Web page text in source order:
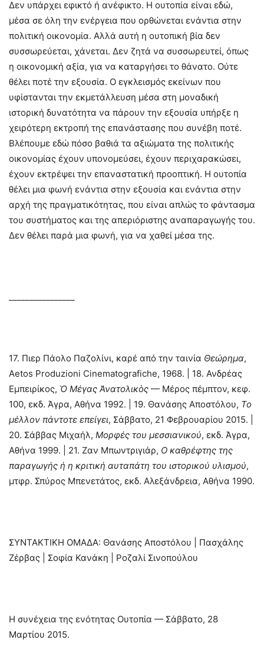
Δεν υπάρχει εφικτό ή ανέφικτο. Η ουτοπία είναι εδώ,
μέσα σε όλη την ενέργεια που ορθώνεται ενάντια στην
πολιτική οικονομία. Αλλά αυτή η ουτοπική βία δεν
συσσωρεύεται, χάνεται. Δεν ζητά να συσσωρευτεί, όπως
η οικονομική αξία, για να καταργήσει το θάνατο. Ούτε
θέλει ποτέ την εξουσία. Ο εγκλεισμός εκείνων που
υφίστανται την εκμετάλλευση μέσα στη μοναδική
ιστορική δυνατότητα να πάρουν την εξουσία υπήρξε η
χειρότερη εκτροπή της επανάστασης που συνέβη ποτέ.
Βλέπουμε εδώ πόσο βαθιά τα αξιώματα της πολιτικής
οικονομίας έχουν υπονομεύσει, έχουν περιχαρακώσει,
έχουν εκτρέψει την επαναστατική προοπτική. Η ουτοπία
θέλει μια φωνή ενάντια στην εξουσία και ενάντια στην
αρχή της πραγματικότητας, που είναι απλώς το φάντασμα
του συστήματος και της απεριόριστης αναπαραγωγής του.
Δεν θέλει παρά μια φωνή, για να χαθεί μέσα της.
17. Πιερ Πάολο Παζολίνι, καρέ από την ταινία Θεώρημα,
Aetos Produzioni Cinematografiche, 1968. | 18. Ανδρέας
Εμπειρίκος, Ὁ Μέγας Ἀνατολικὸς — Μέρος πέμπτον, κεφ.
100, εκδ. Άγρα, Αθήνα 1992. | 19. Θανάσης Αποστόλου, Το
μέλλον πάντοτε επείγει, Σάββατο, 21 Φεβρουαρίου 2015. |
20. Σάββας Μιχαήλ, Μορφές του μεσσιανικού, εκδ. Άγρα,
Αθήνα 1999. | 21. Ζαν Μπωντριγιάρ, Ο καθρέφτης της
παραγωγής ή η κριτική αυταπάτη του ιστορικού υλισμού,
μτφρ. Σπύρος Μπενετάτος, εκδ. Αλεξάνδρεια, Αθήνα 1990.
ΣΥΝΤΑΚΤΙΚΗ ΟΜΑΔΑ: Θανάσης Αποστόλου | Πασχάλης
Ζέρβας | Σοφία Κανάκη | Ροζαλί Σινοπούλου
Η συνέχεια της ενότητας Ουτοπία — Σάββατο, 28
Μαρτίου 2015.